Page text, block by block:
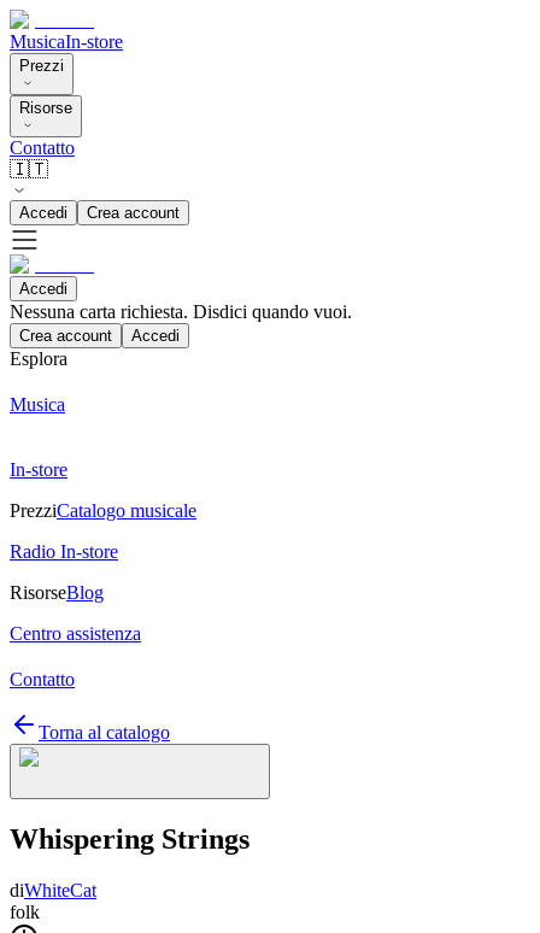
MusicaIn-store
Prezzi
Risorse
Contatto
🇮🇹
Accedi Crea account
Accedi
Nessuna carta richiesta. Disdici quando vuoi.
Crea account Accedi
Esplora
Musica
In-store
PrezziCatalogo musicale
Radio In-store
RisorseBlog
Centro assistenza
Contatto
Torna al catalogo
Whispering Strings
diWhiteCat
folk